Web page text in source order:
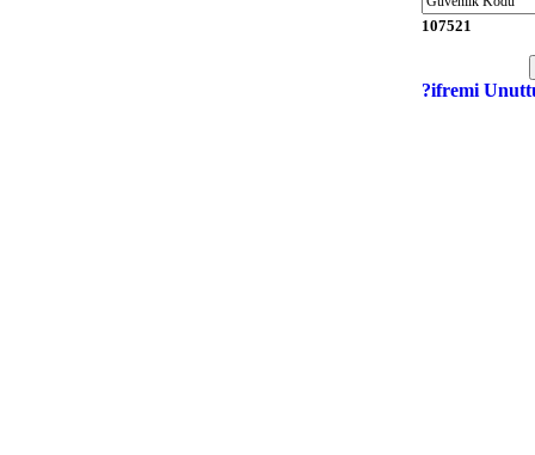
107521
?ifremi